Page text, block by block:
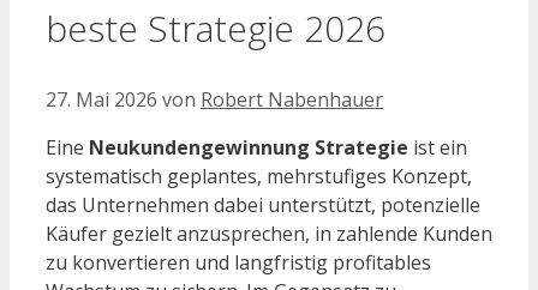
beste Strategie 2026
27. Mai 2026 von Robert Nabenhauer
Eine Neukundengewinnung Strategie ist ein
systematisch geplantes, mehrstufiges Konzept,
das Unternehmen dabei unterstützt, potenzielle
Käufer gezielt anzusprechen, in zahlende Kunden
zu konvertieren und langfristig profitables